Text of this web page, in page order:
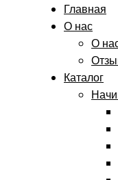
Главная
О нас
О
Каталог